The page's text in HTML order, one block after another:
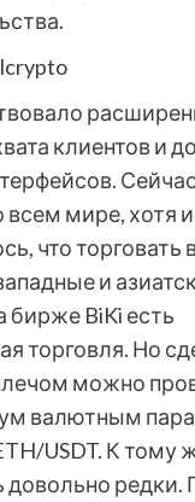
клиентов и
всем мире, хотя
что торговать
и
бирже BiKi есть
торговля. Но
можно
валютным
USDT. К тому
довольно редки.